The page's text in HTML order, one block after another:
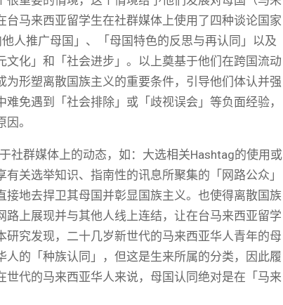
马来西亚留学生在社群媒体上使用了四种谈论国家
人推广母国」、「母国特色的反思与再认同」以及
文化」和「社会进步」。以上奠基于他们在跨国流动
形塑离散国族主义的重要条件，引导他们体认并强
免遇到「社会排除」或「歧视误会」等负面经验，
。
社群媒体上的动态，如：大选相关Hashtag的使用或
关选举知识、指南性的讯息所聚集的「网路公众」
地去捍卫其母国并彰显国族主义。也使得离散国族
上展现并与其他人线上连结，让在台马来西亚留学
究发现，二十几岁新世代的马来西亚华人青年的母
的「种族认同」，但这是生来所属的分类，因此履
代的马来西亚华人来说，母国认同绝对是在「马来